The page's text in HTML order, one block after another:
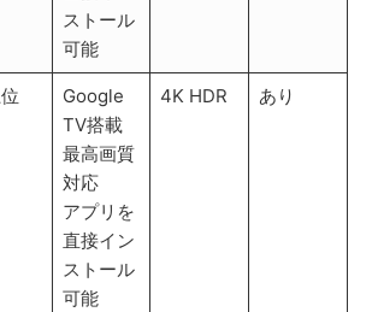
もっとも手頃な価格で利用できるモデ
はフルHD（1080p）までです。一
with Google TVは、4K HDRに対応
もあるため、より快適な視聴環境を準
Google TV（HD）は、4K非対応な
の便利な機能を手頃な価格で使える中